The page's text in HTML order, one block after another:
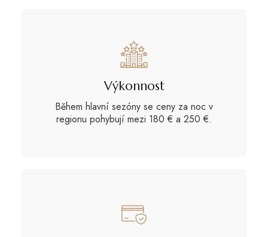
Výkonnost
Během hlavní sezóny se ceny za noc v
regionu pohybují mezi 180 € a 250 €.